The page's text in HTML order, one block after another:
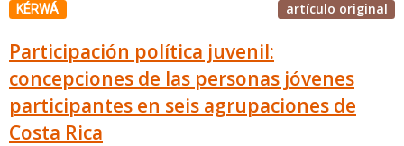
KÉRWÁ artículo original
Participación política juvenil:
concepciones de las personas jóvenes
participantes en seis agrupaciones de
Costa Rica